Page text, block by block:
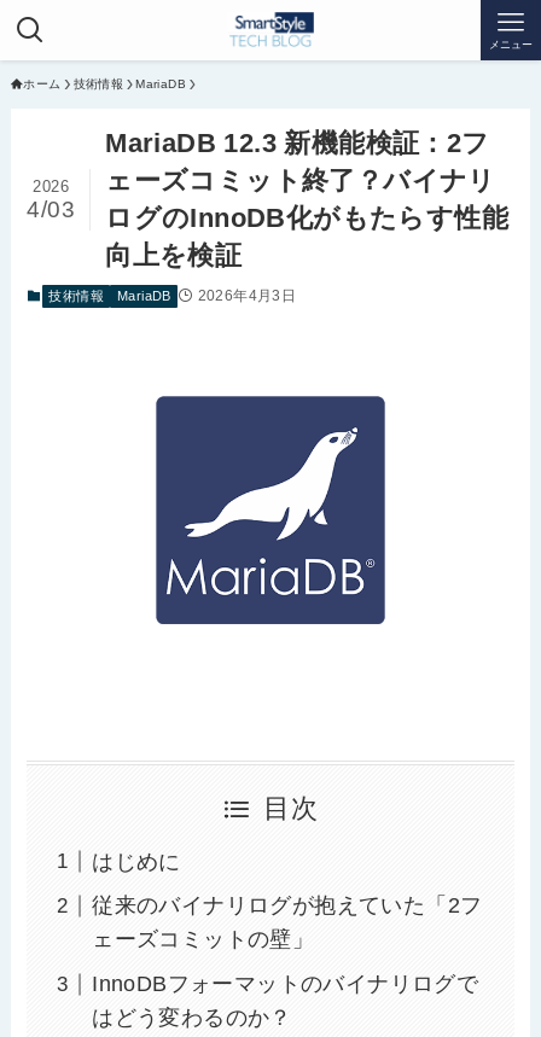
メニュー
ホーム 技術情報 MariaDB
MariaDB 12.3 新機能検証：2フ
ェーズコミット終了？バイナリ
ログのInnoDB化がもたらす性能
向上を検証
2026
4/03
技術情報 MariaDB 2026年4月3日
目次
はじめに
従来のバイナリログが抱えていた「2フ
ェーズコミットの壁」
InnoDBフォーマットのバイナリログで
はどう変わるのか？